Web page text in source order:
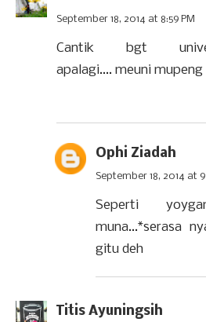
September 18, 2014 at 8:59 PM
Cantik bgt
apalagi.... meuni mupeng
Ophi Ziadah
September 18, 2014 at
Seperti
muna...*serasa
gitu deh
Titis Ayuningsih